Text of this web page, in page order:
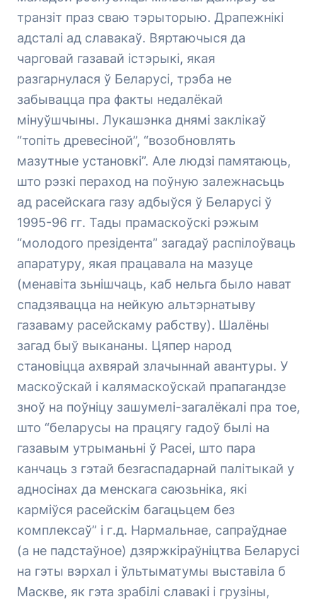
транзіт праз сваю тэрыторыю. Драпежнікі
адсталі ад славакаў. Вяртаючыся да
чарговай газавай істэрыкі, якая
разгарнулася ў Беларусі, трэба не
забывацца пра факты недалёкай
мінуўшчыны. Лукашэнка днямі заклікаў
“топіть древесіной”, “возобновлять
мазутные установкі”. Але людзі памятаюць,
што рэзкі пераход на поўную залежнасьць
ад расейскага газу адбыўся ў Беларусі ў
1995-96 гг. Тады прамаскоўскі рэжым
“молодого презідента” загадаў распілоўваць
апаратуру, якая працавала на мазуце
(менавіта зьнішчаць, каб нельга было нават
спадзявацца на нейкую альтэрнатыву
газаваму расейскаму рабству). Шалёны
загад быў выкананы. Цяпер народ
становіцца ахвярай злачыннай авантуры. У
маскоўскай і калямаскоўскай прапагандзе
зноў на поўніцу зашумелі-загалёкалі пра тое,
што “беларусы на працягу гадоў былі на
газавым утрыманьні ў Расеі, што пара
канчаць з гэтай безгаспадарнай палітыкай у
адносінах да менскага саюзьніка, які
карміўся расейскім багацьцем без
комплексаў” і г.д. Нармальнае, сапраўднае
(а не падстаўное) дзяржкіраўніцтва Беларусі
на гэты вэрхал і ўльтыматумы выставіла б
Маскве, як гэта зрабілі славакі і грузіны,